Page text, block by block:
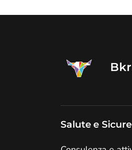
Salute e